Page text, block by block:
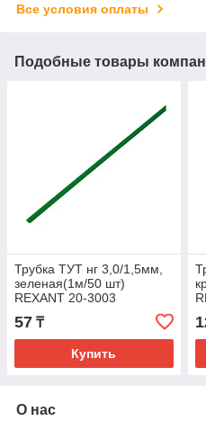
Все условия оплаты
Подобные товары
Трубка ТУТ нг 3,0/1,5мм,
зеленая(1м/50 шт)
REXANT 20-3003
57 ₸
Купить
О нас